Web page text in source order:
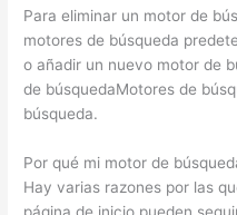
Para eliminar un motor de
motores de búsqueda
o añadir un nuevo motor de
de búsquedaMotores de
búsqueda.
Por qué mi motor de
Hay varias razones por las
página de inicio pueden